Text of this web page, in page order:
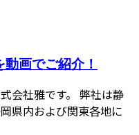
画でご紹介！
会社雅です。 弊社は静
県内および関東各地に